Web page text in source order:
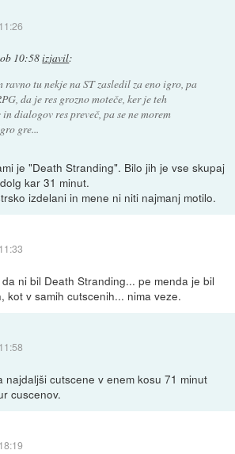
10:58izjavil:
ravno tu nekje na ST zasledil za eno igro, pa
da je res grozno moteče, ker je teh
dialogov res preveč, pa se ne morem
gre...
je "Death Stranding". Bilo jih je vse skupaj
kar 31 minut.
izdelani in mene ni niti najmanj motilo.
ni bil Death Stranding... pe menda je bil
kot v samih cutscenih... nima veze.
najdaljši cutscene v enem kosu 71 minut
cuscenov.